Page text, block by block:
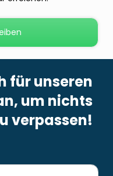
für unseren
um nichts
verpassen!